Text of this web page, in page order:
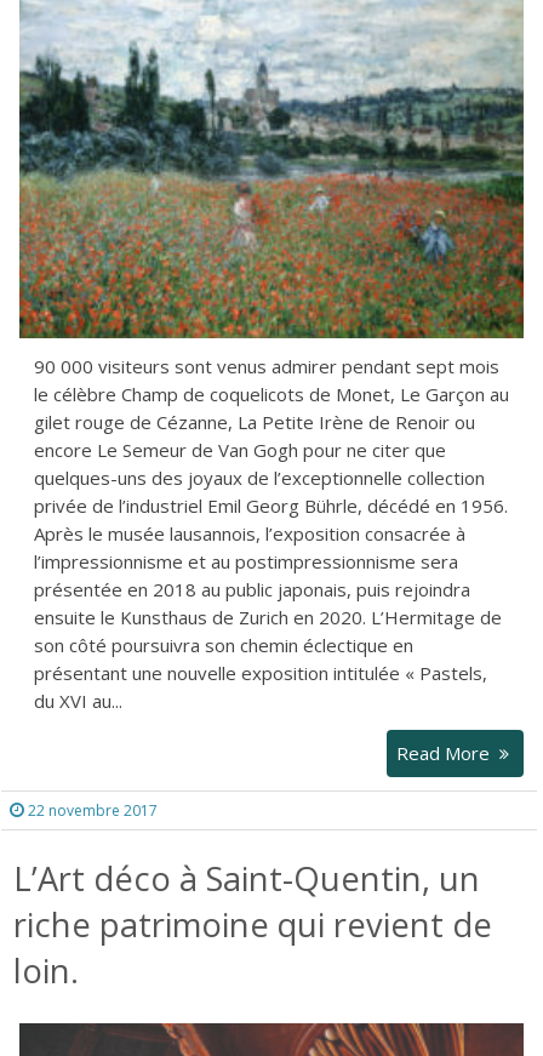
90 000 visiteurs sont venus admirer pendant sept mois
le célèbre Champ de coquelicots de Monet, Le Garçon au
gilet rouge de Cézanne, La Petite Irène de Renoir ou
encore Le Semeur de Van Gogh pour ne citer que
quelques-uns des joyaux de l’exceptionnelle collection
privée de l’industriel Emil Georg Bührle, décédé en 1956.
Après le musée lausannois, l’exposition consacrée à
l’impressionnisme et au postimpressionnisme sera
présentée en 2018 au public japonais, puis rejoindra
ensuite le Kunsthaus de Zurich en 2020. L’Hermitage de
son côté poursuivra son chemin éclectique en
présentant une nouvelle exposition intitulée « Pastels,
du XVI au...
Read More
22 novembre 2017
L’Art déco à Saint-Quentin, un
riche patrimoine qui revient de
loin.